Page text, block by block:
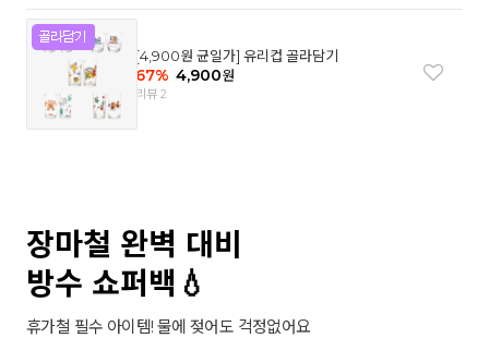
[4,900원 균일가] 유리컵 골라담기
67% 4,900원
리뷰 2
장마철 완벽 대비
방수 쇼퍼백💧
휴가철 필수 아이템! 물에 젖어도 걱정없어요